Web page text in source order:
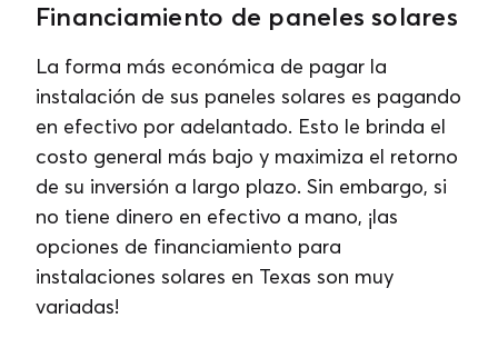
Financiamiento de paneles solares
La forma más económica de pagar la
instalación de sus paneles solares es pagando
en efectivo por adelantado. Esto le brinda el
costo general más bajo y maximiza el retorno
de su inversión a largo plazo. Sin embargo, si
no tiene dinero en efectivo a mano, ¡las
opciones de financiamiento para
instalaciones solares en Texas son muy
variadas!